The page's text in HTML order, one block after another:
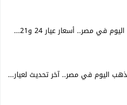
في مصر.. أسعار عيار 24 و21...
اليوم في مصر.. آخر تحديث لعيار...